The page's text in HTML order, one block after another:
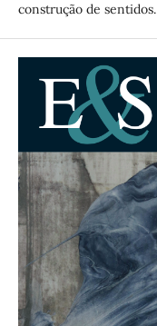
construção de sentidos.